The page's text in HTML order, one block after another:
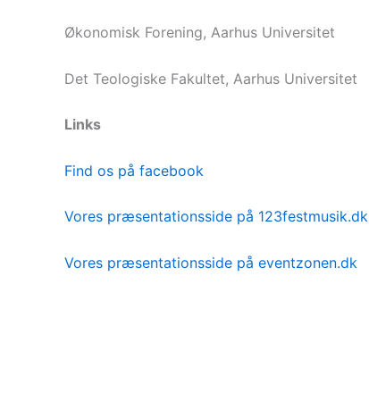
Økonomisk Forening, Aarhus Universitet
Det Teologiske Fakultet, Aarhus Universitet
Links
Find os på facebook
Vores præsentationsside på 123festmusik.dk
Vores præsentationsside på eventzonen.dk